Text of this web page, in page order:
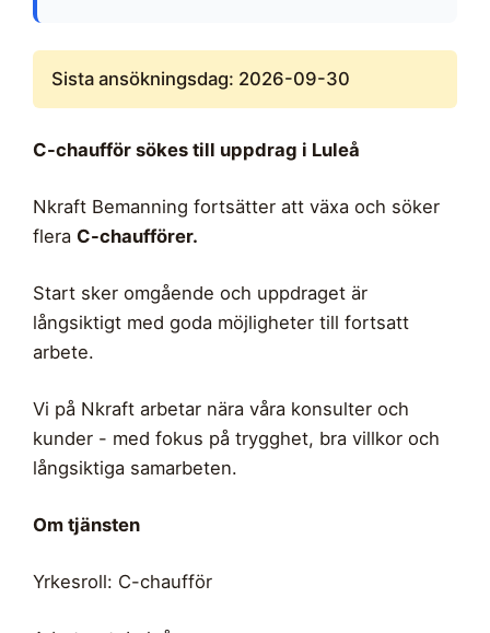
Sista ansökningsdag: 2026-09-30
C-chaufför sökes till uppdrag i Luleå
Nkraft Bemanning fortsätter att växa och söker
flera C-chaufförer.
Start sker omgående och uppdraget är
långsiktigt med goda möjligheter till fortsatt
arbete.
Vi på Nkraft arbetar nära våra konsulter och
kunder - med fokus på trygghet, bra villkor och
långsiktiga samarbeten.
Om tjänsten
Yrkesroll: C-chaufför